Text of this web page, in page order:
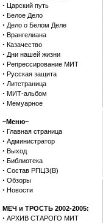
· Царский путь
· Белое Дело
· Дело о Белом Деле
· Врангелиана
· Казачество
· Дни нашей жизни
· Репрессирование МИТ
· Русская защита
· Литстраница
· МИТ-альбом
· Мемуарное
~Меню~
· Главная страница
· Администратор
· Выход
· Библиотека
· Состав РПЦЗ(В)
· Обзоры
· Новости
МЕЧ и ТРОСТЬ 2002-2005:
· АРХИВ СТАРОГО МИТ